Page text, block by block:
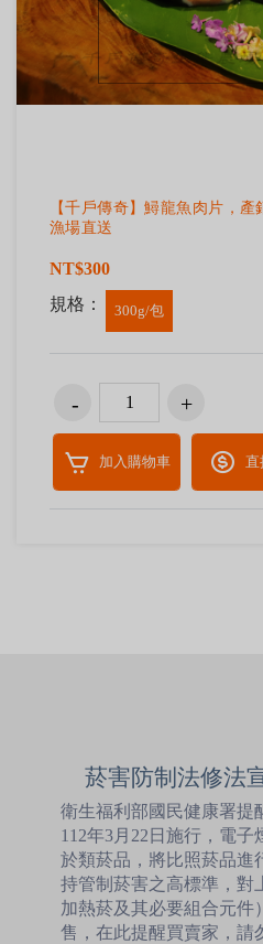
【千戶傳奇】鱘龍魚肉片，產
漁場直送
NT$300
規格：
300g/包
加入購物車 直
菸害防制法修法
衛生福利部國民健康署提
112年3月22日施行，電
於類菸品，將比照菸品進
持管制菸害之高標準，對
加熱菸及其必要組合元件
售，在此提醒買賣家，請